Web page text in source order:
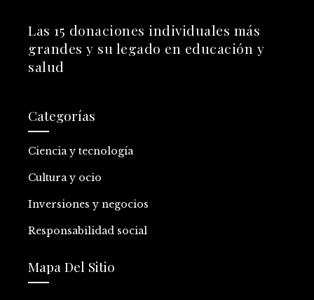
Las 15 donaciones individuales más
grandes y su legado en educación y
salud
Categorías
Ciencia y tecnología
Cultura y ocio
Inversiones y negocios
Responsabilidad social
Mapa Del Sitio